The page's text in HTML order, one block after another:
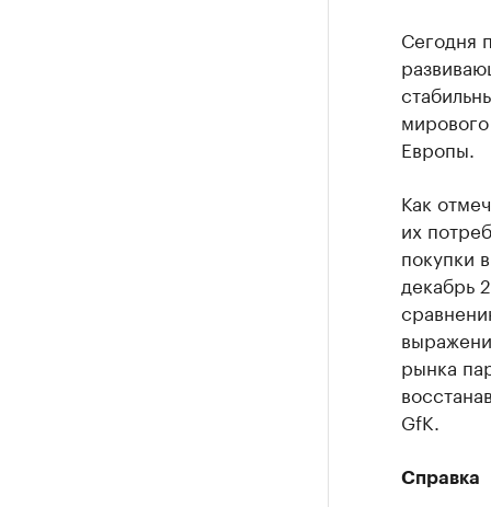
Сегодня
Европы.
Как
их
покупки
декабрь
рынка
GfK.
Справка